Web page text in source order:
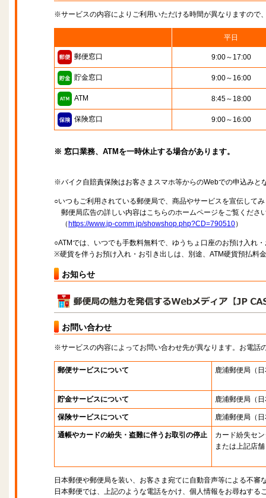
※サービスの内容によりご利用いただける時間が異なりますので
平日
郵便窓口 9:00～17:00
貯金窓口 9:00～16:00
ATM 8:45～18:00
保険窓口 9:00～16:00
※ 窓口業務、ATMを一時休止する場合があります。
※バイク自賠責保険はお客さまスマホ等からのWebでの申込みと
○いつもご利用されている郵便局で、商品やサービスを宣伝して
郵便局広告の詳しい内容はこちらのホームページをご覧くださ
（ https://www.jp-comm.jp/showshop.php?CD=790510）
○ATMでは、いつでも手数料無料で、ゆうちょ口座のお預け入れ
※硬貨を伴うお預け入れ・お引き出しは、別途、ATM硬貨預払料
お知らせ
お問い合わせ
※サービスの内容によってお問い合わせ先が異なります。お電話
郵便サービスについて 鹿浦郵便局 （
貯金サービスについて 鹿浦郵便局 （
保険サービスについて 鹿浦郵便局 （
通帳やカードの紛失・盗難に伴うお取引の停止
カード紛失セ
または上記店舗
日本郵便や郵便局を装い、お客さま宛てに自動音声等による不審
日本郵便では、上記のような電話をかけ、個人情報をお尋ねする